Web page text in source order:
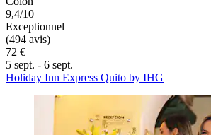
9,4/10
Exceptionnel
(494 avis)
72 €
5 sept. - 6 sept.
Holiday Inn Express Quito by IHG